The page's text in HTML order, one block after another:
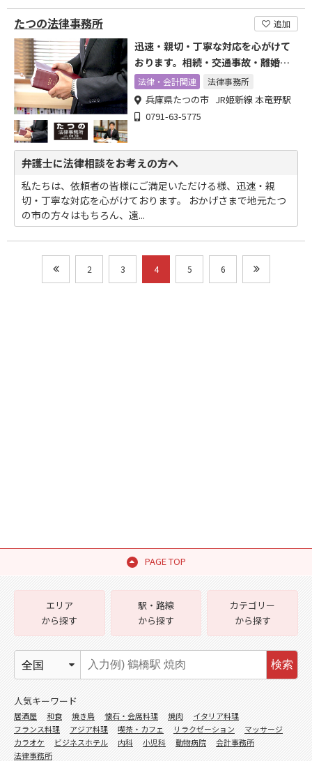
たつの法律事務所 追加
迅速・親切・丁寧な対応を心がけて
おります。相続・交通事故・離婚・
多重債務等ご相談ください。
法律・会計関連 法律事務所
兵庫県たつの市 JR姫新線 本竜野駅
0791-63-5775
弁護士に法律相談をお考えの方へ
私たちは、依頼者の皆様にご満足いただける様、迅速・親
切・丁寧な対応を心がけております。 おかげさまで地元たつ
の市の方々はもちろん、遠...
2 3 4 5 6
PAGE TOP
エリア
から探す
駅・路線
から探す
カテゴリー
から探す
検索
人気キーワード
居酒屋 和食 焼き鳥 懐石・会席料理 焼肉
イタリア料理
フランス料理
アジア料理 喫茶・カフェ リラクゼーション
マッサージ
カラオケ
ビジネスホテル 内科 小児科 動物病院
会計事務所
法律事務所